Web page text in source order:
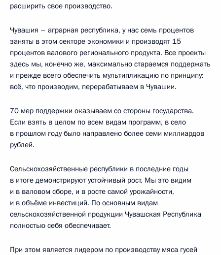
расширить свое производство.
Чувашия – аграрная республика, у нас семь процентов
заняты в этом секторе экономики и производят 15
процентов валового регионального продукта. Все проекты
здесь мы, конечно же, максимально стараемся поддержать
и прежде всего обеспечить мультипликацию по принципу:
всё, что производим, перерабатываем в Чувашии.
70 мер поддержки оказываем со стороны государства.
Если взять в целом по всем видам программ, в село
в прошлом году было направлено более семи миллиардов
рублей.
Сельскохозяйственные республики в последние годы
в итоге демонстрируют устойчивый рост. Мы это видим
и в валовом сборе, и в росте самой урожайности,
и в объёме инвестиций. По основным видам
сельскохозяйственной продукции Чувашская Республика
полностью себя обеспечивает.
При этом является лидером по производству мяса гусей